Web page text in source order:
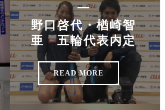
野口啓代・楢崎智
亜 五輪代表内定
READ MORE